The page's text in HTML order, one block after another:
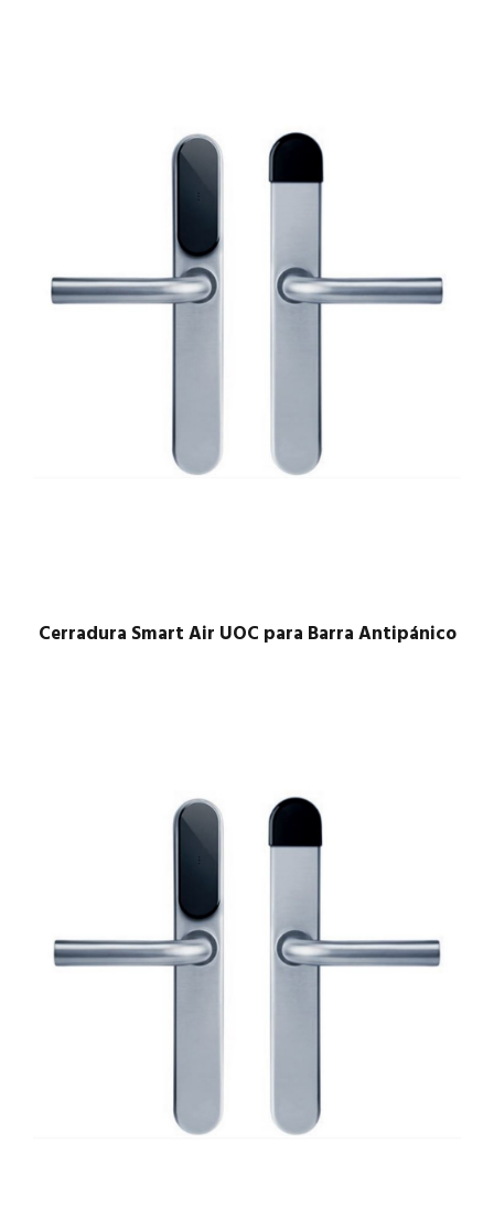
Cerradura Smart Air UOC para Barra Antipánico